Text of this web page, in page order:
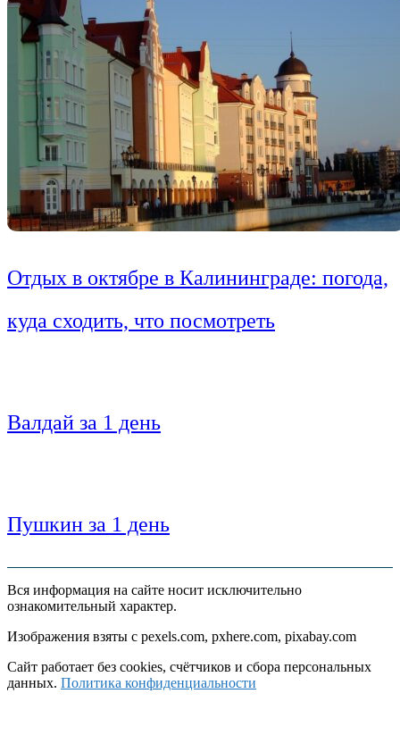
Отдых в октябре в Калининграде: погода,
куда сходить, что посмотреть
Валдай за 1 день
Пушкин за 1 день
Вся информация на сайте носит исключительно
ознакомительный характер.
Изображения взяты с pexels.com, pxhere.com, pixabay.com
Сайт работает без cookies, счётчиков и сбора персональных
данных. Политика конфиденциальности